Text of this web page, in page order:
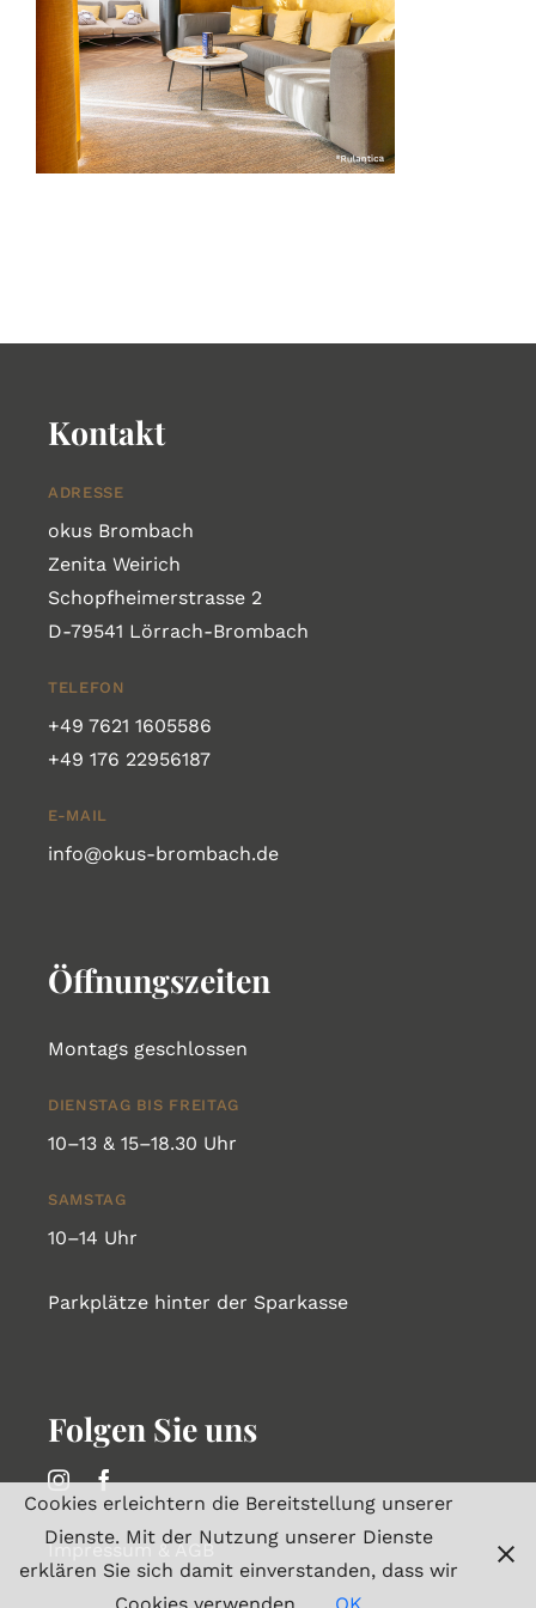
SALE
KONTAKT
Kontakt
ADRESSE
okus Brombach
Zenita Weirich
Schopfheimerstrasse 2
D-79541 Lörrach-Brombach
TELEFON
+49 7621 1605586
+49 176 22956187
E-MAIL
info@okus-brombach.de
Öffnungszeiten
Montags geschlossen
DIENSTAG BIS FREITAG
10–13 & 15–18.30 Uhr
SAMSTAG
10–14 Uhr
Parkplätze hinter der Sparkasse
Folgen Sie uns
Impressum & AGB
Cookies erleichtern die Bereitstellung unserer
Dienste. Mit der Nutzung unserer Dienste
erklären Sie sich damit einverstanden, dass wir